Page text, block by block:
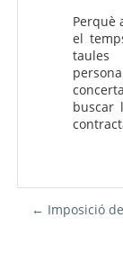
Perquè
el
buscar
← Imposició